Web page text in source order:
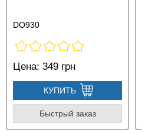
DO930
Цена: 349 грн
КУПИТЬ
Быстрый заказ